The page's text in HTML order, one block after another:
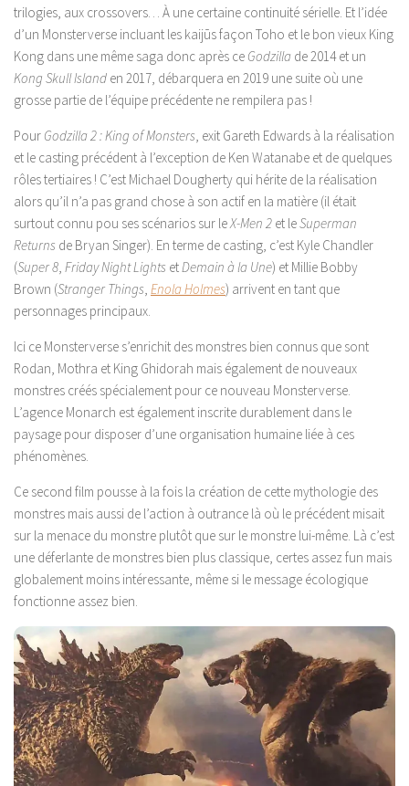
trilogies, aux crossovers… À une certaine continuité sérielle. Et l’idée
d’un Monsterverse incluant les kaijūs façon Toho et le bon vieux King
Kong dans une même saga donc après ce Godzilla de 2014 et un
Kong Skull Island en 2017, débarquera en 2019 une suite où une
grosse partie de l’équipe précédente ne rempilera pas !
Pour Godzilla 2 : King of Monsters, exit Gareth Edwards à la réalisation
et le casting précédent à l’exception de Ken Watanabe et de quelques
rôles tertiaires ! C’est Michael Dougherty qui hérite de la réalisation
alors qu’il n’a pas grand chose à son actif en la matière (il était
surtout connu pou ses scénarios sur leX-Men 2 et leSuperman
Returns de Bryan Singer). En terme de casting, c’est Kyle Chandler
(Super 8, Friday Night Lights etDemain à la Une) et Millie Bobby
Brown (Stranger Things, Enola Holmes) arrivent en tant que
personnages principaux.
Ici ce Monsterverse s’enrichit des monstres bien connus que sont
Rodan, Mothra et King Ghidorah mais également de nouveaux
monstres créés spécialement pour ce nouveau Monsterverse.
L’agence Monarch est également inscrite durablement dans le
paysage pour disposer d’une organisation humaine liée à ces
phénomènes.
Ce second film pousse à la fois la création de cette mythologie des
monstres mais aussi de l’action à outrance là où le précédent misait
sur la menace du monstre plutôt que sur le monstre lui-même. Là c’est
une déferlante de monstres bien plus classique, certes assez fun mais
globalement moins intéressante, même si le message écologique
fonctionne assez bien.